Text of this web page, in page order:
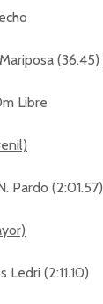
(36.45)
Libre
Pardo (2:01.57)
Ledri (2:11.10)